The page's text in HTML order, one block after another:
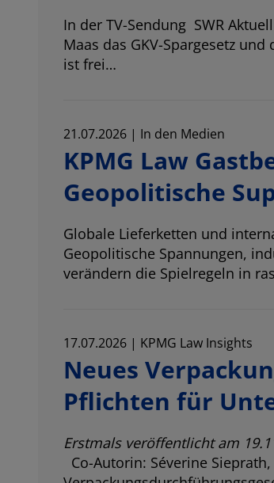
In der TV-Sendung SWR
Maas das GKV-Spargesetz
ist frei…
21.07.2026 | In den Medien
KPMG Law
Geopolitische
Globale Lieferketten und
Geopolitische Spannungen,
verändern die Spielregeln in
17.07.2026 | KPMG Law Insights
Neues
Pflichten für
Erstmals veröffentlicht am
Co-Autorin: Séverine Sieprath